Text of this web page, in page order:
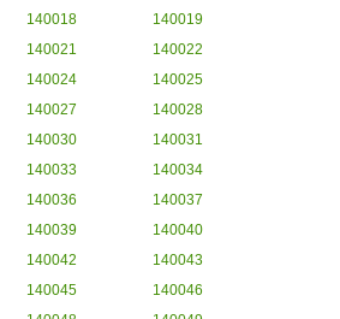
140018
140019
140021
140022
140024
140025
140027
140028
140030
140031
140033
140034
140036
140037
140039
140040
140042
140043
140045
140046